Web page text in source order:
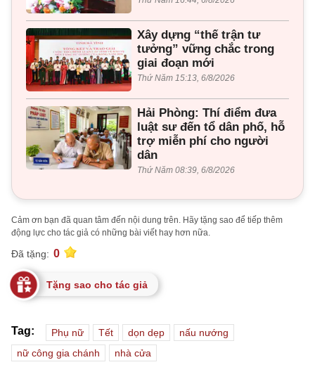
Xây dựng “thế trận tư
tưởng” vững chắc trong
giai đoạn mới
Thứ Năm 15:13, 6/8/2026
Hải Phòng: Thí điểm đưa
luật sư đến tổ dân phố, hỗ
trợ miễn phí cho người
dân
Thứ Năm 08:39, 6/8/2026
Cảm ơn bạn đã quan tâm đến nội dung trên. Hãy tặng sao để tiếp thêm
động lực cho tác giả có những bài viết hay hơn nữa.
Đã tặng: 0
Tặng sao cho tác giả
Tag: Phụ nữ Tết dọn dẹp
nấu nướng
nữ công gia chánh
nhà cửa